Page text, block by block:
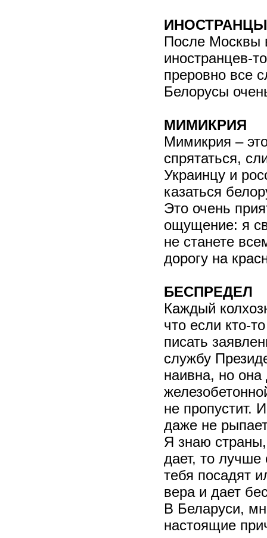
ИНОСТРАНЦЫ
После Москвы
иностранцев-
преровно все
Белорусы
МИМИКРИЯ
Мимикрия –
спрятаться,
Украинцу и
казаться
Это очень
ощущение: я
не станете
дорогу на
БЕСПРЕДЕЛ
Каждый
что если кто-
писать
службу
наивна, но
не пропустит.
даже не
Я знаю
дает, то
тебя посадят
вера и дает
В Беларуси,
настоящие